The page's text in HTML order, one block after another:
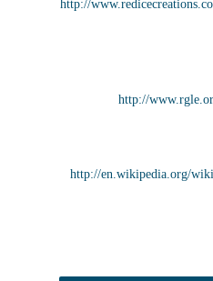
http://
http://
http://en.wikipedia.org/